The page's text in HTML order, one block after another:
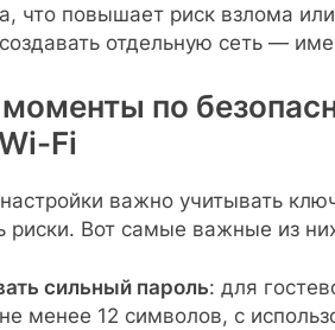
что повышает риск взлома
отдельную сеть —
по
Fi
важно учитывать
риски. Вот самые важные из
сильный пароль: для
менее 12 символов, с